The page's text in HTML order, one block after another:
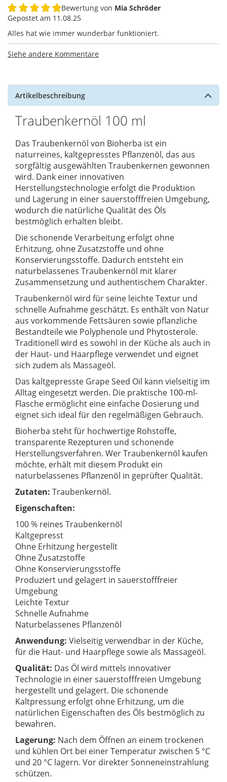
100%
Bewertung von Mia Schröder
Gepostet am 11.08.25
Alles hat wie immer wunderbar funktioniert.
Siehe andere Kommentare
Artikelbeschreibung
Traubenkernöl 100 ml
Das Traubenkernöl von Bioherba ist ein
naturreines, kaltgepresstes Pflanzenöl, das aus
sorgfältig ausgewählten Traubenkernen gewonnen
wird. Dank einer innovativen
Herstellungstechnologie erfolgt die Produktion
und Lagerung in einer sauerstofffreien Umgebung,
wodurch die natürliche Qualität des Öls
bestmöglich erhalten bleibt.
Die schonende Verarbeitung erfolgt ohne
Erhitzung, ohne Zusatzstoffe und ohne
Konservierungsstoffe. Dadurch entsteht ein
naturbelassenes Traubenkernöl mit klarer
Zusammensetzung und authentischem Charakter.
Traubenkernöl wird für seine leichte Textur und
schnelle Aufnahme geschätzt. Es enthält von Natur
aus vorkommende Fettsäuren sowie pflanzliche
Bestandteile wie Polyphenole und Phytosterole.
Traditionell wird es sowohl in der Küche als auch in
der Haut- und Haarpflege verwendet und eignet
sich zudem als Massageöl.
Das kaltgepresste Grape Seed Oil kann vielseitig im
Alltag eingesetzt werden. Die praktische 100-ml-
Flasche ermöglicht eine einfache Dosierung und
eignet sich ideal für den regelmäßigen Gebrauch.
Bioherba steht für hochwertige Rohstoffe,
transparente Rezepturen und schonende
Herstellungsverfahren. Wer Traubenkernöl kaufen
möchte, erhält mit diesem Produkt ein
naturbelassenes Pflanzenöl in geprüfter Qualität.
Zutaten: Traubenkernöl.
Eigenschaften:
100 % reines Traubenkernöl
Kaltgepresst
Ohne Erhitzung hergestellt
Ohne Zusatzstoffe
Ohne Konservierungsstoffe
Produziert und gelagert in sauerstofffreier
Umgebung
Leichte Textur
Schnelle Aufnahme
Naturbelassenes Pflanzenöl
Anwendung: Vielseitig verwendbar in der Küche,
für die Haut- und Haarpflege sowie als Massageöl.
Qualität: Das Öl wird mittels innovativer
Technologie in einer sauerstofffreien Umgebung
hergestellt und gelagert. Die schonende
Kaltpressung erfolgt ohne Erhitzung, um die
natürlichen Eigenschaften des Öls bestmöglich zu
bewahren.
Lagerung: Nach dem Öffnen an einem trockenen
und kühlen Ort bei einer Temperatur zwischen 5 °C
und 20 °C lagern. Vor direkter Sonneneinstrahlung
schützen.